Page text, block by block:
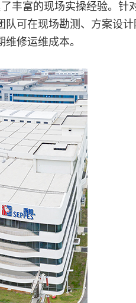
丰富的现场实操经验。针
可在现场勘测、方案设计
修运维成本。